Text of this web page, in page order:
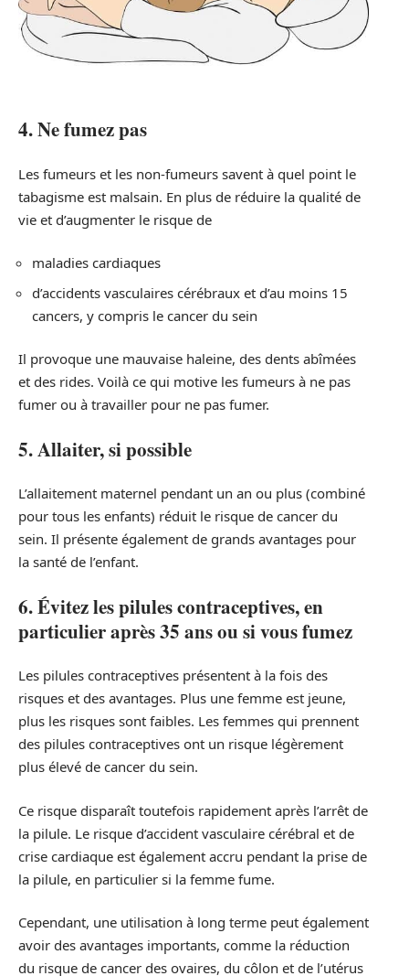
4. Ne fumez pas
Les fumeurs et les non-fumeurs savent à quel point le
tabagisme est malsain. En plus de réduire la qualité de
vie et d’augmenter le risque de
maladies cardiaques
d’accidents vasculaires cérébraux et d’au moins 15
cancers, y compris le cancer du sein
Il provoque une mauvaise haleine, des dents abîmées
et des rides. Voilà ce qui motive les fumeurs à ne pas
fumer ou à travailler pour ne pas fumer.
5. Allaiter, si possible
L’allaitement maternel pendant un an ou plus (combiné
pour tous les enfants) réduit le risque de cancer du
sein. Il présente également de grands avantages pour
la santé de l’enfant.
6. Évitez les pilules contraceptives, en
particulier après 35 ans ou si vous fumez
Les pilules contraceptives présentent à la fois des
risques et des avantages. Plus une femme est jeune,
plus les risques sont faibles. Les femmes qui prennent
des pilules contraceptives ont un risque légèrement
plus élevé de cancer du sein.
Ce risque disparaît toutefois rapidement après l’arrêt de
la pilule. Le risque d’accident vasculaire cérébral et de
crise cardiaque est également accru pendant la prise de
la pilule, en particulier si la femme fume.
Cependant, une utilisation à long terme peut également
avoir des avantages importants, comme la réduction
du risque de cancer des ovaires, du côlon et de l’utérus